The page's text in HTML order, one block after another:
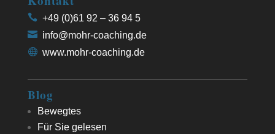
+49 (0)61 92 – 36 94 5
info@mohr-coaching.de
www.mohr-coaching.de
Blog
Bewegtes
Für Sie gelesen